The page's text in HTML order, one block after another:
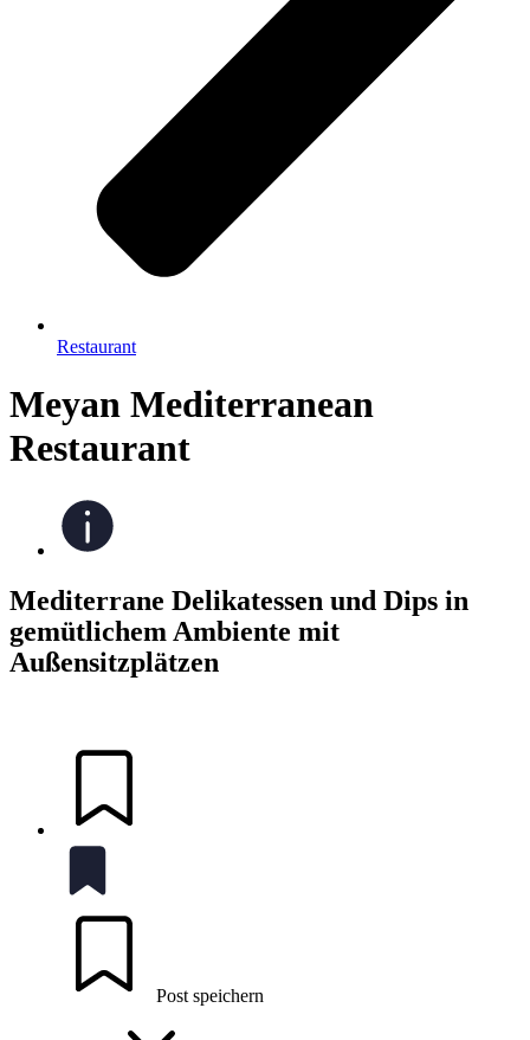
Restaurant
Meyan Mediterranean
Restaurant
Mediterrane Delikatessen und Dips in
gemütlichem Ambiente mit
Außensitzplätzen
Post speichern